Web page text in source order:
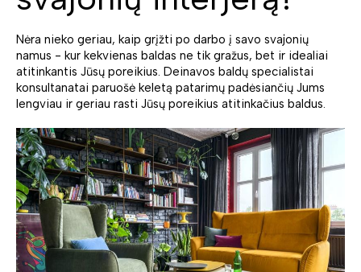
Nėra nieko geriau, kaip grįžti po darbo į savo svajonių
namus - kur kekvienas baldas ne tik gražus, bet ir idealiai
atitinkantis Jūsų poreikius. Deinavos baldų specialistai
konsultanatai paruošė keletą patarimų padėsiančių Jums
lengviau ir geriau rasti Jūsų poreikius atitinkačius baldus.